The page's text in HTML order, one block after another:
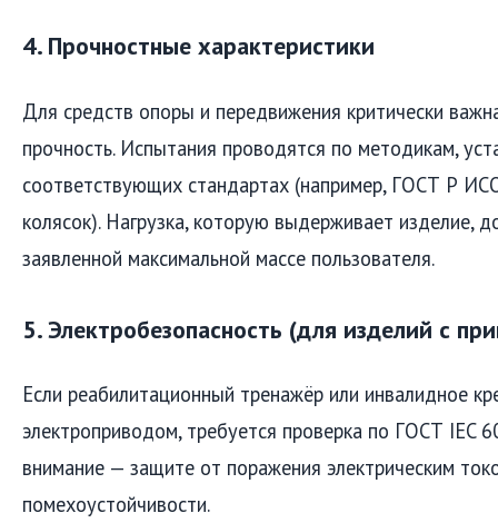
4. Прочностные характеристики
Для средств опоры и передвижения критически
прочность. Испытания проводятся по методикам,
соответствующих стандартах (например, ГОСТ Р
колясок). Нагрузка, которую выдерживает изделие,
заявленной максимальной массе пользователя.
5. Электробезопасность (для изделий с
Если реабилитационный тренажёр или инвалидное
электроприводом, требуется проверка по ГОСТ IEC
внимание — защите от поражения электрическим
помехоустойчивости.